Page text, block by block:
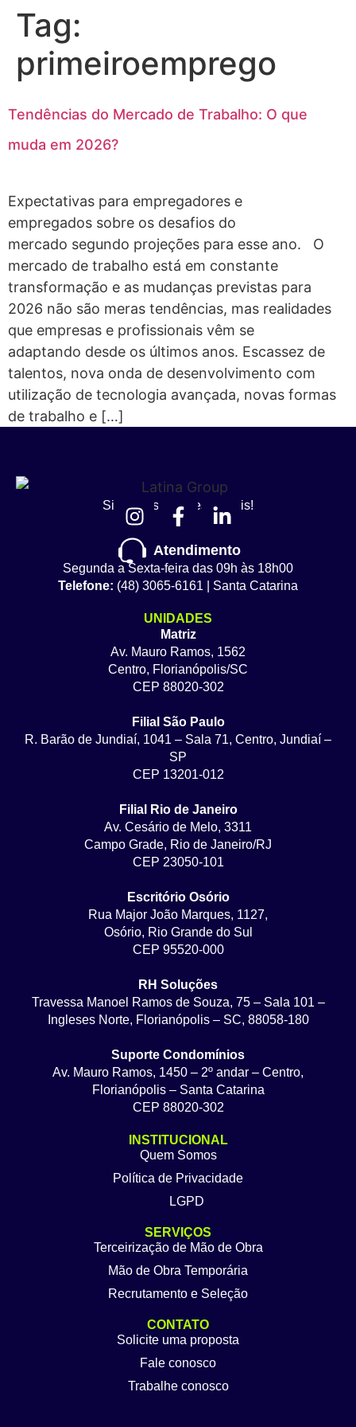
Tag:
primeiroemprego
Tendências do Mercado de Trabalho: O que
muda em 2026?
Expectativas para empregadores e
empregados sobre os desafios do
mercado segundo projeções para esse ano. O
mercado de trabalho está em constante
transformação e as mudanças previstas para
2026 não são meras tendências, mas realidades
que empresas e profissionais vêm se
adaptando desde os últimos anos. Escassez de
talentos, nova onda de desenvolvimento com
utilização de tecnologia avançada, novas formas
de trabalho e […]
Siga nossas redes sociais!
Atendimento
Segunda a Sexta-feira das 09h às 18h00
Telefone: (48) 3065-6161 | Santa Catarina
UNIDADES
Matriz
Av. Mauro Ramos, 1562
Centro, Florianópolis/SC
CEP 88020-302
Filial São Paulo
R. Barão de Jundiaí, 1041 – Sala 71, Centro, Jundiaí –
SP
CEP 13201-012
Filial Rio de Janeiro
Av. Cesário de Melo, 3311
Campo Grade, Rio de Janeiro/RJ
CEP 23050-101
Escritório Osório
Rua Major João Marques, 1127,
Osório, Rio Grande do Sul
CEP 95520-000
RH Soluções
Travessa Manoel Ramos de Souza, 75 – Sala 101 –
Ingleses Norte, Florianópolis – SC, 88058-180
Suporte Condomínios
Av. Mauro Ramos, 1450 – 2º andar – Centro,
Florianópolis – Santa Catarina
CEP 88020-302
INSTITUCIONAL
Quem Somos
Política de Privacidade
LGPD
SERVIÇOS
Terceirização de Mão de Obra
Mão de Obra Temporária
Recrutamento e Seleção
CONTATO
Solicite uma proposta
Fale conosco
Trabalhe conosco